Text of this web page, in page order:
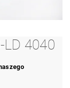
LD 4040